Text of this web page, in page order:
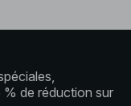
% de réduction sur